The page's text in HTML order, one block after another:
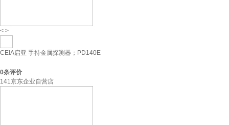
< >
CEIA启亚 手持金属探测器；PD140E
0条评价
141京东企业自营店